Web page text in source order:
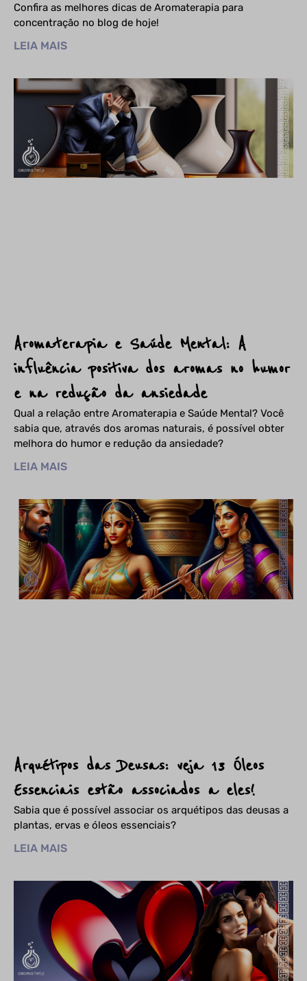
Confira as melhores dicas de Aromaterapia para
concentração no blog de hoje!
LEIA MAIS
Aromaterapia e Saúde Mental: A
influência positiva dos aromas no humor
e na redução da ansiedade
Qual a relação entre Aromaterapia e Saúde Mental? Você
sabia que, através dos aromas naturais, é possível obter
melhora do humor e redução da ansiedade?
LEIA MAIS
Arquétipos das Deusas: veja 13 Óleos
Essenciais estão associados a eles!
Sabia que é possível associar os arquétipos das deusas a
plantas, ervas e óleos essenciais?
LEIA MAIS